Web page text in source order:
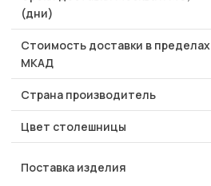
(дни)
Стоимость доставки в пределах
МКАД
Страна производитель
Цвет столешницы
Поставка изделия